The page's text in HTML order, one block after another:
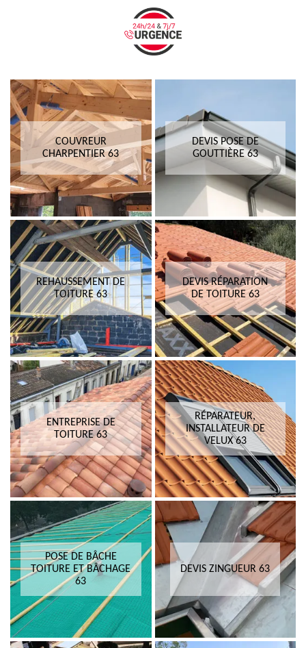
COUVREUR
CHARPENTIER 63
DEVIS POSE DE
GOUTTIÈRE 63
REHAUSSEMENT DE
TOITURE 63
DEVIS RÉPARATION
DE TOITURE 63
ENTREPRISE DE
TOITURE 63
RÉPARATEUR,
INSTALLATEUR DE
VELUX 63
POSE DE BÂCHE
TOITURE ET BÂCHAGE
63
DEVIS ZINGUEUR 63